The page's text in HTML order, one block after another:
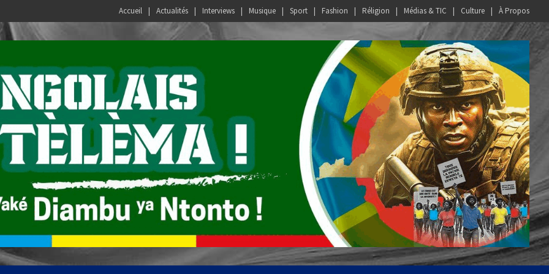
Accueil Actualités Interviews Musique Sport Fashion Réligion Médias & TIC Culture À Propos